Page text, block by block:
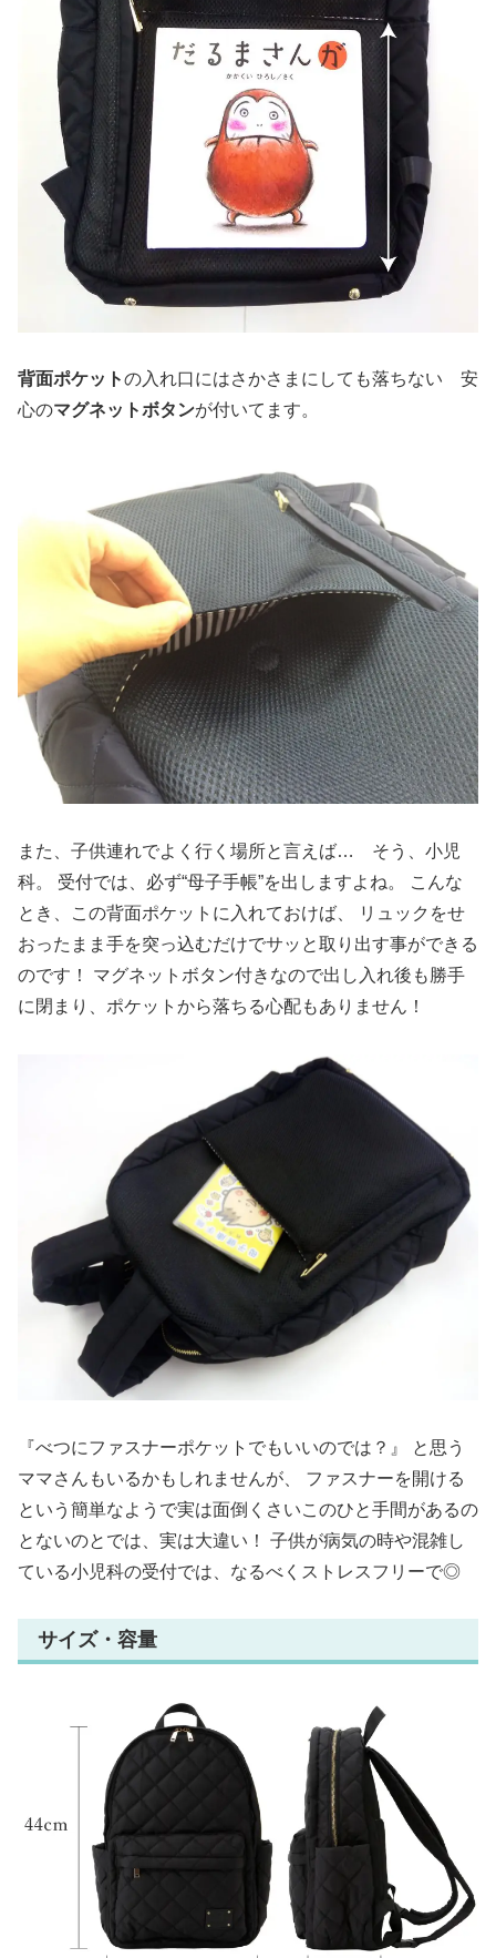
背面ポケットの入れ口にはさかさまにしても落ちない 安
心のマグネットボタンが付いてます。
また、子供連れでよく行く場所と言えば… そう、小児
科。 受付では、必ず“母子手帳”を出しますよね。 こんな
とき、この背面ポケットに入れておけば、 リュックをせ
おったまま手を突っ込むだけでサッと取り出す事ができる
のです！ マグネットボタン付きなので出し入れ後も勝手
に閉まり、ポケットから落ちる心配もありません！
『べつにファスナーポケットでもいいのでは？』 と思う
ママさんもいるかもしれませんが、 ファスナーを開ける
という簡単なようで実は面倒くさいこのひと手間があるの
とないのとでは、実は大違い！ 子供が病気の時や混雑し
ている小児科の受付では、なるべくストレスフリーで◎
サイズ・容量